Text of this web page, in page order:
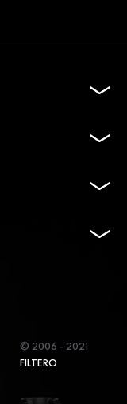
© 2006 - 2021
FILTERO